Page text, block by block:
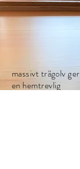
massivt trägolv ger
en hemtrevlig